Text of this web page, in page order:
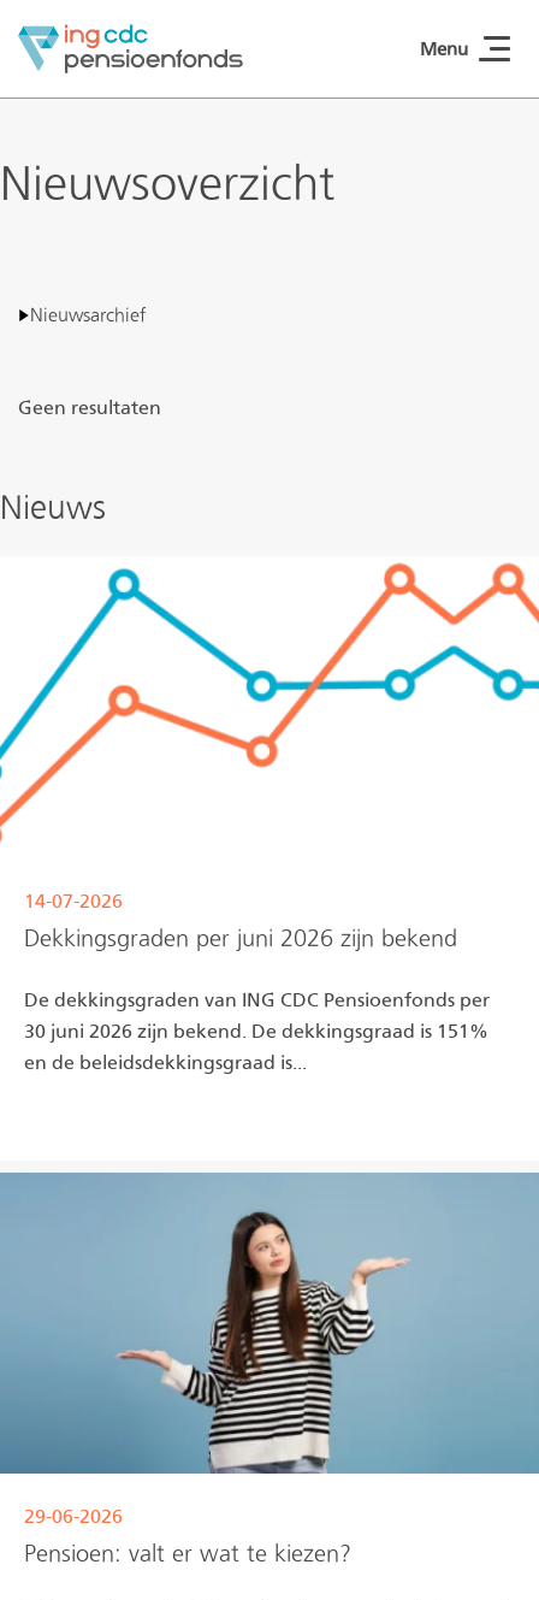
Naar hoofdinhoud
ING CDCpensioen
Menu
Nieuwsoverzicht
Nieuwsarchief
Geen resultaten
Nieuws
Dekkingsgraden per juni 2026 zijn bekend
14-07-2026
De dekkingsgraden van ING CDC Pensioenfonds per
30 juni 2026 zijn bekend. De dekkingsgraad is 151%
en de beleidsdekkingsgraad is...
Pensioen: valt er wat te kiezen?
29-06-2026